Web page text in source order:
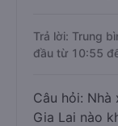
Trả lời: Trung
đầu từ 10:55
Câu hỏi: Nhà
Gia Lai nào